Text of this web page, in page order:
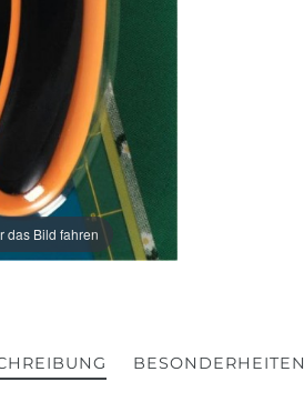
das Bild fahren
BESONDERHEITEN